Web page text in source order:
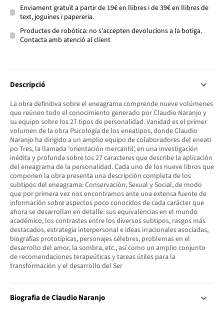
Enviament gratuït a partir de 19€ en llibres i de 39€ en llibres de
text, joguines i papereria.
Productes de robòtica: no s'accepten devolucions a la botiga.
Contacta amb atenció al client
Descripció
La obra definitiva sobre el eneagrama comprende nueve volúmenes
que reúnen todo el conocimiento generado por Claudio Naranjo y
su equipo sobre los 27 tipos de personalidad. Vanidad es el primer
volumen de la obra Psicología de los eneatipos, donde Claudio
Naranjo ha dirigido a un amplio equipo de colaboradores del eneati
po Tres, la llamada 'orientación mercantil', en una investigación
inédita y profunda sobre los 27 caracteres que describe la aplicación
del eneagrama de la personalidad. Cada uno de los nueve libros que
componen la obra presenta una descripción completa de los
subtipos del eneagrama: Conservación, Sexual y Social, de modo
que por primera vez nos encontramos ante una extensa fuente de
información sobre aspectos poco conocidos de cada carácter que
ahora se desarrollan en detalle: sus equivalencias en el mundo
académico, los contrastes entre los diversos subtipos, rasgos más
destacados, estrategia interpersonal e ideas irracionales asociadas,
biografías prototípicas, personajes célebres, problemas en el
desarrollo del amor, la sombra, etc., así como un amplio conjunto
de recomendaciones terapeúticas y tareas útiles para la
transformación y el desarrollo del Ser
Biografia de Claudio Naranjo